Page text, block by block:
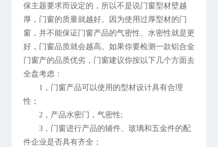
保主题要求而设定的，所以不是说门窗型材壁越
厚，门窗的质量就越好。因为使用过厚型材的门
窗，并不能保证门窗产品的气密性、水密性就是更
好，门窗品质就会越高。如果你要检测一款铝合金
门窗产的品质优劣，门窗建议你按以下几个方面去
全盘考虑：
1，门窗产品可以使用的型材设计具有合理
性；
2，产品水密门，气密性;
3，门窗进行产品的辅件、玻璃和五金件的配
件企业是否具有齐全；